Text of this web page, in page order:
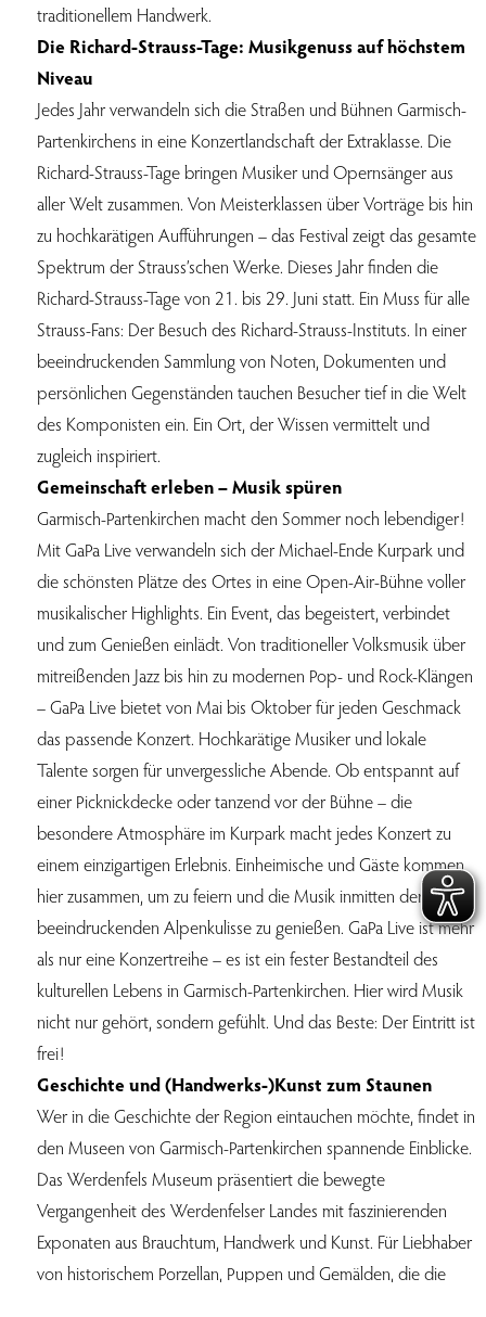
traditionellem Handwerk.
Die Richard-Strauss-Tage: Musikgenuss auf höchstem
Niveau
Jedes Jahr verwandeln sich die Straßen und Bühnen Garmisch-
Partenkirchens in eine Konzertlandschaft der Extraklasse. Die
Richard-Strauss-Tage bringen Musiker und Opernsänger aus
aller Welt zusammen. Von Meisterklassen über Vorträge bis hin
zu hochkarätigen Aufführungen – das Festival zeigt das gesamte
Spektrum der Strauss’schen Werke. Dieses Jahr finden die
Richard-Strauss-Tage von 21. bis 29. Juni statt. Ein Muss für alle
Strauss-Fans: Der Besuch des Richard-Strauss-Instituts. In einer
beeindruckenden Sammlung von Noten, Dokumenten und
persönlichen Gegenständen tauchen Besucher tief in die Welt
des Komponisten ein. Ein Ort, der Wissen vermittelt und
zugleich inspiriert.
Gemeinschaft erleben – Musik spüren
Garmisch-Partenkirchen macht den Sommer noch lebendiger!
Mit GaPa Live verwandeln sich der Michael-Ende Kurpark und
die schönsten Plätze des Ortes in eine Open-Air-Bühne voller
musikalischer Highlights. Ein Event, das begeistert, verbindet
und zum Genießen einlädt. Von traditioneller Volksmusik über
mitreißenden Jazz bis hin zu modernen Pop- und Rock-Klängen
– GaPa Live bietet von Mai bis Oktober für jeden Geschmack
das passende Konzert. Hochkarätige Musiker und lokale
Talente sorgen für unvergessliche Abende. Ob entspannt auf
einer Picknickdecke oder tanzend vor der Bühne – die
besondere Atmosphäre im Kurpark macht jedes Konzert zu
einem einzigartigen Erlebnis. Einheimische und Gäste kommen
hier zusammen, um zu feiern und die Musik inmitten der
beeindruckenden Alpenkulisse zu genießen. GaPa Live ist mehr
als nur eine Konzertreihe – es ist ein fester Bestandteil des
kulturellen Lebens in Garmisch-Partenkirchen. Hier wird Musik
nicht nur gehört, sondern gefühlt. Und das Beste: Der Eintritt ist
frei!
Geschichte und (Handwerks-)Kunst zum Staunen
Wer in die Geschichte der Region eintauchen möchte, findet in
den Museen von Garmisch-Partenkirchen spannende Einblicke.
Das Werdenfels Museum präsentiert die bewegte
Vergangenheit des Werdenfelser Landes mit faszinierenden
Exponaten aus Brauchtum, Handwerk und Kunst. Für Liebhaber
von historischem Porzellan, Puppen und Gemälden, die die